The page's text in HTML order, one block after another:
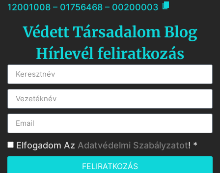
12001008 – 01756468 – 00200003 
Védett Társadalom Blog
Hírlevél feliratkozás
Elfogadom Az Adatvédelmi Szabályzatot! *
FELIRATKOZÁS